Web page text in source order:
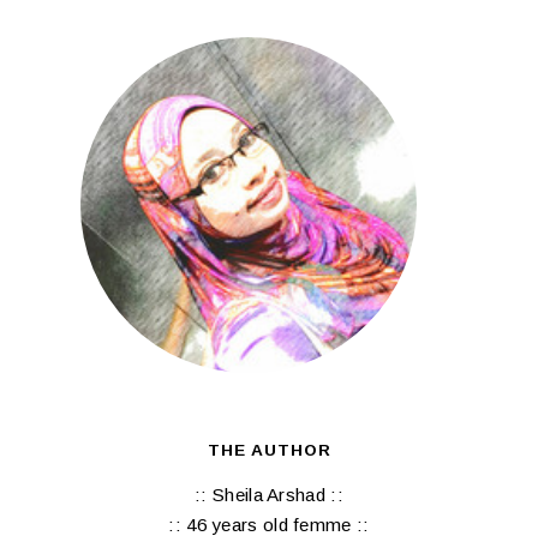
THE AUTHOR
:: Sheila Arshad ::
:: 46 years old femme ::